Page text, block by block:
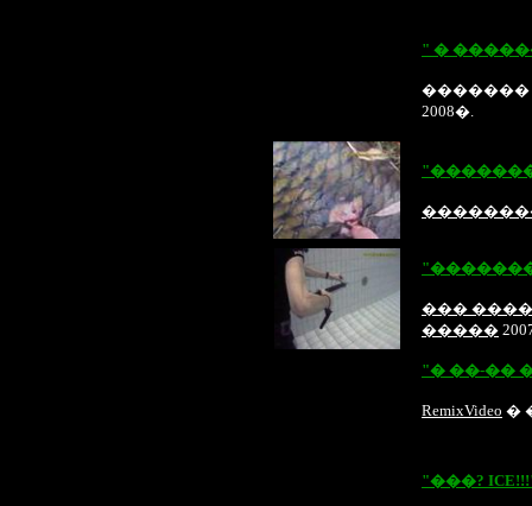
" �
�������
2008�.
���
�����
"� ��-��
RemixVideo �
"���? ICE!!!